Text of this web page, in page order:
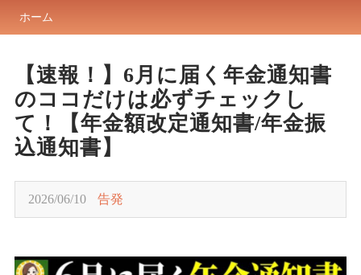
ホーム
【速報！】6月に届く年金通知書
のココだけは必ずチェックし
て！【年金額改定通知書/年金振
込通知書】
2026/06/10 告発